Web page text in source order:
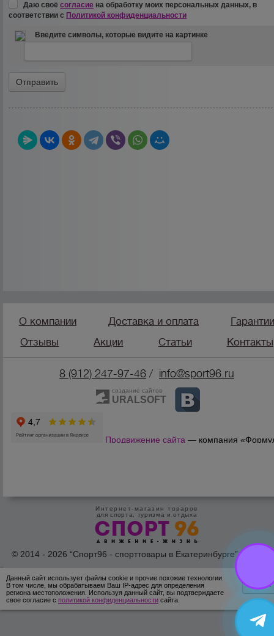
Даю своёсогласие на обработку моих персональных данных, в
соответствии с Политикой конфиденциальности
Введите символы, которые видите на картинке
О компании Доставка и оплата
Отзывы
Акции Статьи Контакты
8 (912) 247-97-46 / info@sport96.ru
создание сайтов
URALSOFT
Продвижение сайта — компания
Интернет-магазин товаров
для спорта, туризма и отдыха
© 2014 - 2026 “Спорт96 - спорттовары в Екатеринбурге” Все
Согласие на обработку персональных
Данный сайт использует файлы cookie и прочие похожие технологии.
В том числе, мы обрабатываем Ваш IP-адрес для определения
региона местоположения. Используя данный сайт, вы подтверждаете
свое согласие с политикой конфиденциальности сайта.
ОК